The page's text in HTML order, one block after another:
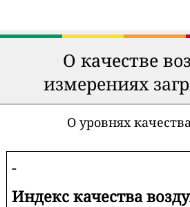
О качестве
измерениях
О уровнях
-
Индекс качества